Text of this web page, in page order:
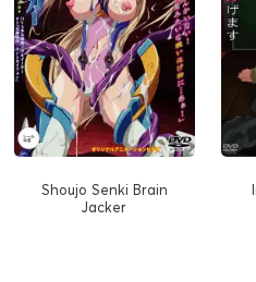
Shoujo Senki Brain
Jacker